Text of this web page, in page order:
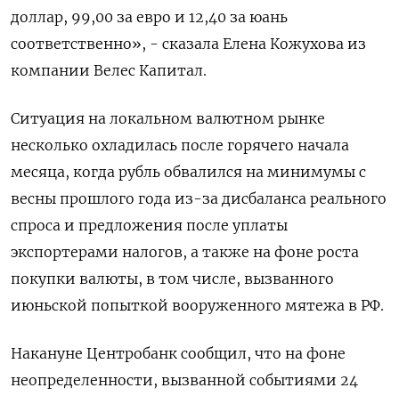
доллар, 99,00 за евро и 12,40 за юань
соответственно», - сказала Елена Кожухова из
компании Велес Капитал.
Ситуация на локальном валютном рынке
несколько охладилась после горячего начала
месяца, когда рубль обвалился на минимумы с
весны прошлого года из-за дисбаланса реального
спроса и предложения после уплаты
экспортерами налогов, а также на фоне роста
покупки валюты, в том числе, вызванного
июньской попыткой вооруженного мятежа в РФ.
Накануне Центробанк сообщил, что на фоне
неопределенности, вызванной событиями 24